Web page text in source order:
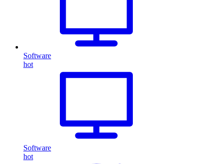
Software
hot
Software
hot